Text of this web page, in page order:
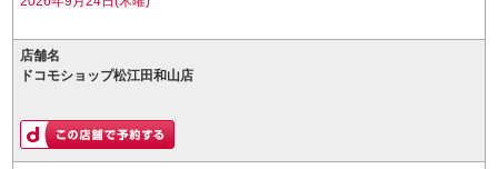
店舗名
ドコモショップ松江田和山店